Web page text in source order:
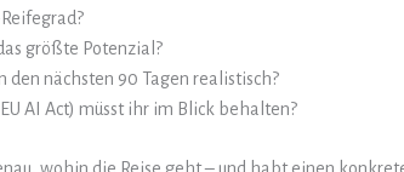
größte Potenzial?
den nächsten 90 Tagen realistisch?
AI Act) müsst ihr im Blick behalten?
wohin die Reise geht – und habt einen